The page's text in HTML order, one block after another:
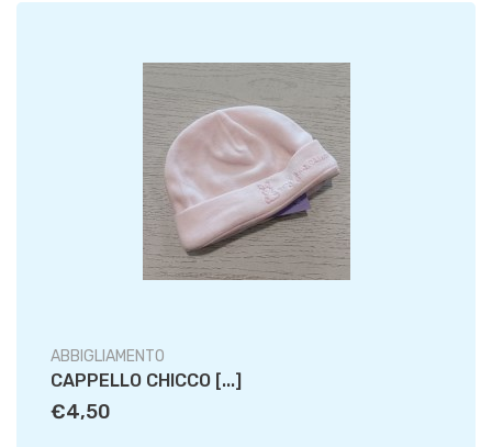
ABBIGLIAMENTO
CAPPELLO CHICCO [...]
€4,50